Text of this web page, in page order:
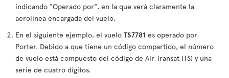
indicando "Operado por", en la que verá claramente la
aerolínea encargada del vuelo.
En el siguiente ejemplo, el vuelo TS7781 es operado por
Porter. Debido a que tiene un código compartido, el número
de vuelo está compuesto del código de Air Transat (TS) y una
serie de cuatro dígitos.